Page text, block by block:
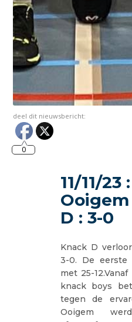
deel dit nieuwsbericht:
0
11/11/23 :
Ooigem
D : 3-0
Knack D
3-0. De eerste
met 25-
knack boys
tegen de
Ooigem